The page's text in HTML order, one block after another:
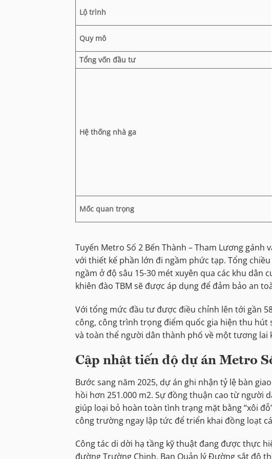
Lộ trình
Quy mô
Tổng vốn đầu tư
Hệ thống nhà ga
Mốc quan trọng
Tuyến Metro Số 2 Bến Thành – Tham Lương
với thiết kế phần lớn đi ngầm phức tạp. Tổng
ngầm ở độ sâu 15-30 mét xuyên qua các khu dân
khiên đào TBM sẽ được áp dụng để đảm bảo an
Với tổng mức đầu tư được điều chỉnh lên tới gần
công, công trình trọng điểm quốc gia hiện thu
và toàn thể người dân thành phố về một tương lai
Cập nhật tiến độ dự án Metro
Bước sang năm 2025, dự án ghi nhận tỷ lệ bàn
hồi hơn 251.000 m2. Sự đồng thuận cao từ người
giúp loại bỏ hoàn toàn tình trạng mặt bằng “xôi
công trường ngay lập tức để triển khai đồng loạt
Công tác di dời hạ tầng kỹ thuật đang được thực
đường Trường Chinh. Ban Quản lý Đường sắt đô